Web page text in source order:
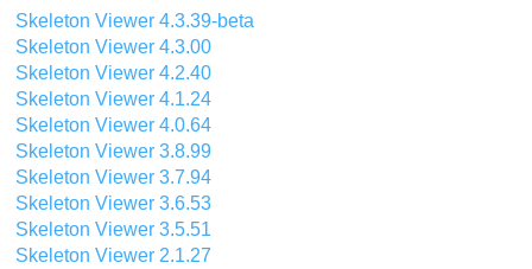
Skeleton Viewer 4.3.39-beta
Skeleton Viewer 4.3.00
Skeleton Viewer 4.2.40
Skeleton Viewer 4.1.24
Skeleton Viewer 4.0.64
Skeleton Viewer 3.8.99
Skeleton Viewer 3.7.94
Skeleton Viewer 3.6.53
Skeleton Viewer 3.5.51
Skeleton Viewer 2.1.27